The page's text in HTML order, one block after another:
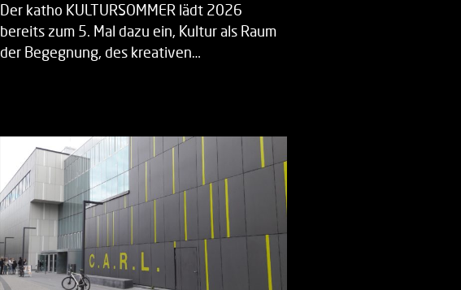
Der katho KULTURSOMMER lädt 2026
bereits zum 5. Mal dazu ein, Kultur als Raum
der Begegnung, des kreativen…